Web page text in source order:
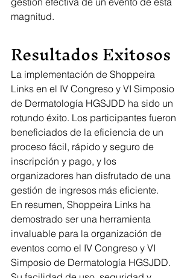
magnitud.
Resultados Exitosos
La implementación de Shoppeira
Links en el IV Congreso y VI Simposio
de Dermatología HGSJDD ha sido un
rotundo éxito. Los participantes fueron
beneficiados de la eficiencia de un
proceso fácil, rápido y seguro de
inscripción y pago, y los
organizadores han disfrutado de una
gestión de ingresos más eficiente.
En resumen, Shoppeira Links ha
demostrado ser una herramienta
invaluable para la organización de
eventos como el IV Congreso y VI
Simposio de Dermatología HGSJDD.